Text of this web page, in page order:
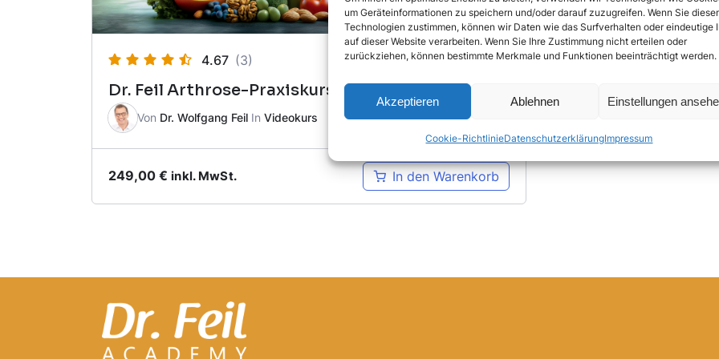
um Geräteinformationen zu speichern und/oder darauf zuzugreifen. Wenn Sie
Technologien zustimmen, können wir Daten wie das Surfverhalten oder eindeutige
auf dieser Website verarbeiten. Wenn Sie Ihre Zustimmung nicht erteilen oder
zurückziehen, können bestimmte Merkmale und Funktionen beeinträchtigt werden.
Akzeptieren Ablehnen Einstellungen
Cookie-RichtlinieDatenschutzerklärungImpressum
4.67 (3)
Dr. Feil Arthrose-Praxiskurs
Von Dr. Wolfgang Feil In Videokurs
249,00 € inkl. MwSt. In den Warenkorb